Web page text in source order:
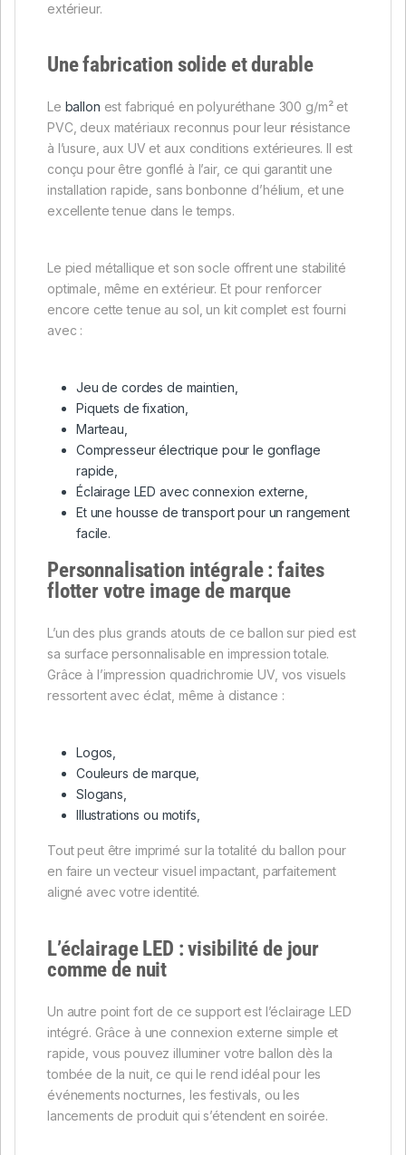
extérieur.
Une fabrication solide et durable
Le ballon est fabriqué en polyuréthane 300 g/m² et
PVC, deux matériaux reconnus pour leur résistance
à l’usure, aux UV et aux conditions extérieures. Il est
conçu pour être gonflé à l’air, ce qui garantit une
installation rapide, sans bonbonne d’hélium, et une
excellente tenue dans le temps.
Le pied métallique et son socle offrent une stabilité
optimale, même en extérieur. Et pour renforcer
encore cette tenue au sol, un kit complet est fourni
avec :
Jeu de cordes de maintien,
Piquets de fixation,
Marteau,
Compresseur électrique pour le gonflage
rapide,
Éclairage LED avec connexion externe,
Et une housse de transport pour un rangement
facile.
Personnalisation intégrale : faites
flotter votre image de marque
L’un des plus grands atouts de ce ballon sur pied est
sa surface personnalisable en impression totale.
Grâce à l’impression quadrichromie UV, vos visuels
ressortent avec éclat, même à distance :
Logos,
Couleurs de marque,
Slogans,
Illustrations ou motifs,
Tout peut être imprimé sur la totalité du ballon pour
en faire un vecteur visuel impactant, parfaitement
aligné avec votre identité.
L’éclairage LED : visibilité de jour
comme de nuit
Un autre point fort de ce support est l’éclairage LED
intégré. Grâce à une connexion externe simple et
rapide, vous pouvez illuminer votre ballon dès la
tombée de la nuit, ce qui le rend idéal pour les
événements nocturnes, les festivals, ou les
lancements de produit qui s’étendent en soirée.